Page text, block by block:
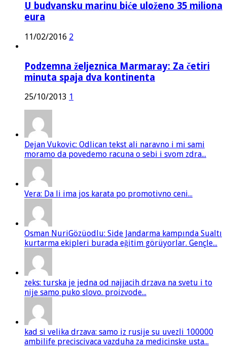
U budvansku marinu biće uloženo 35 miliona
eura
11/02/2016 2
Podzemna željeznica Marmaray: Za četiri
minuta spaja dva kontinenta
25/10/2013 1
Dejan Vukovic: Odlican tekst ali naravno i mi sami
moramo da povedemo racuna o sebi i svom zdra...
Vera: Da li ima jos karata po promotivno ceni...
Osman NuriGözüodlu: Side Jandarma kampında Sualtı
kurtarma ekipleri burada eğitim görüyorlar. Gençle...
zeks: turska je jedna od najjacih drzava na svetu i to
nije samo puko slovo. proizvode...
kad si velika drzava: samo iz rusije su uvezli 100000
ambilife preciscivaca vazduha za medicinske usta...